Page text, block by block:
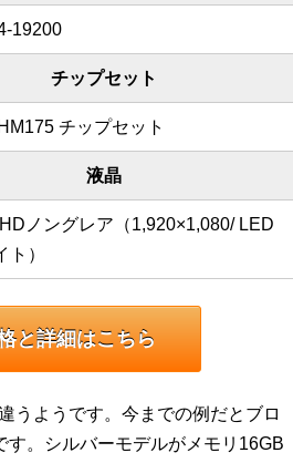
19200
チップセット
チップセット
液晶
ノングレア（1,920×1,080/ LED
）
と詳細はこちら
うようです。今までの例だとブロ
。シルバーモデルがメモリ16GB